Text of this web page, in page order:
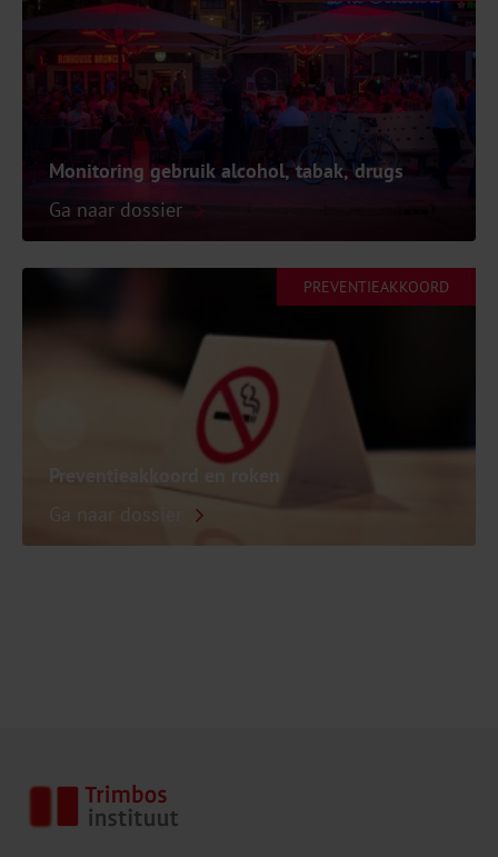
Monitoring gebruik alcohol, tabak, drugs
Ga naar dossier
PREVENTIEAKKOORD
Preventieakkoord en roken
Ga naar dossier